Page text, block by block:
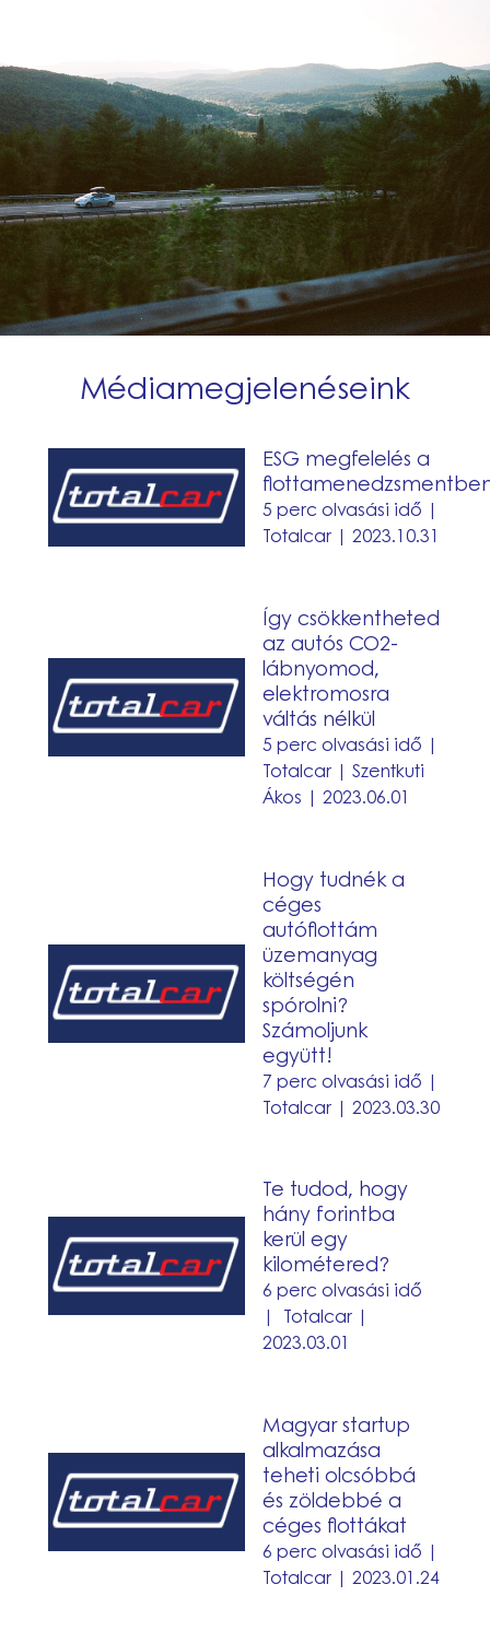
Médiamegjelenéseink
ESG megfelelés a
5 perc olvasási idő |
Totalcar | 2023.10.31
ESG
megfelelés
Így csökkentheted
az autós CO2-
lábnyomod,
elektromosra
váltás nélkül
5 perc olvasási idő |
Totalcar | Szentkuti
Ákos | 2023.06.01
az
autós
CO2-
lábnyomod,
Hogy tudnék a
céges
autóflottám
üzemanyag
költségén
spórolni?
Számoljunk
együtt!
7 perc olvasási idő |
Totalcar | 2023.03.30
céges
autóflottám
üzemanyag
költségén
Te tudod, hogy
hány forintba
kerül egy
kilométered?
6 perc olvasási idő
| Totalcar |
2023.03.01
hogy
hány
forintba
Magyar startup
alkalmazása
teheti olcsóbbá
és zöldebbé a
céges flottákat
6 perc olvasási idő |
Totalcar | 2023.01.24
alkalmazása
teheti
olcsóbbá